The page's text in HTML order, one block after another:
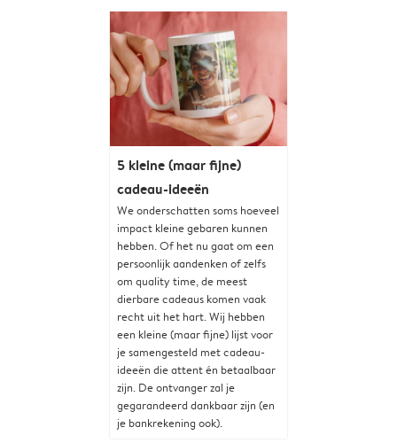
5 kleine (maar fijne)
cadeau-ideeën
We onderschatten soms hoeveel
impact kleine gebaren kunnen
hebben. Of het nu gaat om een
persoonlijk aandenken of zelfs
om quality time, de meest
dierbare cadeaus komen vaak
recht uit het hart. Wij hebben
een kleine (maar fijne) lijst voor
je samengesteld met cadeau-
ideeën die attent én betaalbaar
zijn. De ontvanger zal je
gegarandeerd dankbaar zijn (en
je bankrekening ook).